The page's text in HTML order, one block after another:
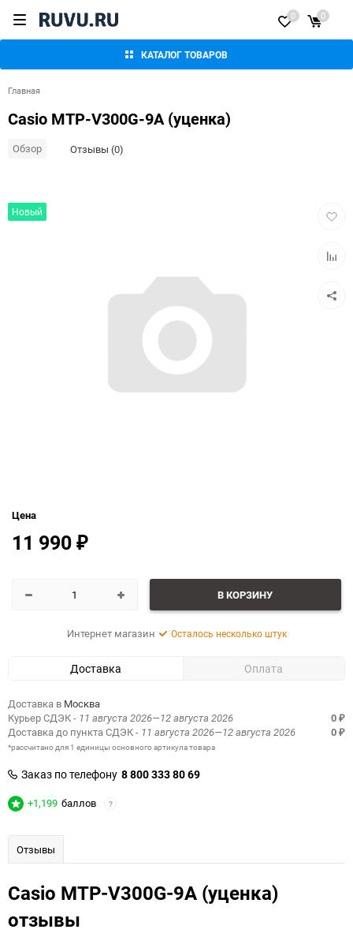
КАТАЛОГ ТОВАРОВ
0 0
Главная
Casio MTP-V300G-9A (уценка)
Обзор Отзывы (0)
Новый
Цена
11 990 ₽
В КОРЗИНУ
Интернет магазин Осталось несколько штук
Доставка Оплата
Доставка в Москва
Курьер СДЭК- 11 августа 2026—12 августа 2026 0 ₽
Доставка до пункта СДЭК- 11 августа 2026—12 августа 2026 0 ₽
*рассчитано для 1 единицы основного артикула товара
Заказ по телефону 8 800 333 80 69
+1,199 баллов ?
Отзывы
Casio MTP-V300G-9A (уценка)
отзывы